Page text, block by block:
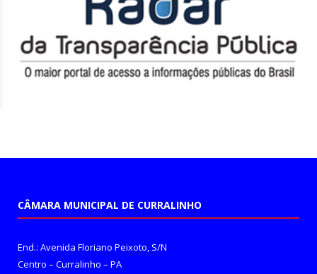
CÂMARA MUNICIPAL DE CURRALINHO
End.: Avenida Floriano Peixoto, S/N
Centro – Curralinho – PA